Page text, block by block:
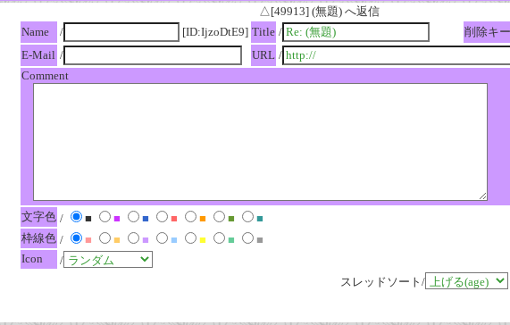
△[49913] (無題) へ返信
Name
/ [ID:IjzoDtE9] Title / 削除キー
E-Mail / URL /
Comment
文字色 / ■ ■ ■ ■ ■ ■
■
枠線色 / ■ ■ ■ ■ ■ ■
■
Icon
/
スレッドソート/